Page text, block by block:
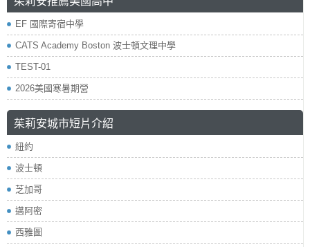
EF 國際寄宿中學
CATS Academy Boston 波士頓文理中學
TEST-01
2026美國寒暑期營
茱莉安城市短片介紹
紐約
波士頓
芝加哥
邁阿密
西雅圖